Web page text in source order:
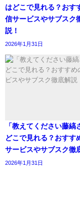
はどこで見れる？おす
信サービスやサブスク
説！
2026年1月31日
「教えてください藤縞
どこで見れる？おすす
サービスやサブスク徹
2026年1月31日